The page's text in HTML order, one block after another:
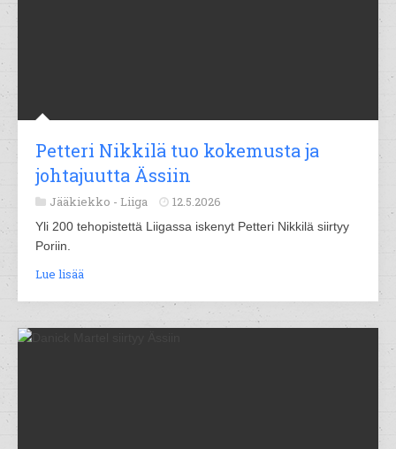
Petteri Nikkilä tuo kokemusta ja
johtajuutta Ässiin
Jääkiekko - Liiga 12.5.2026
Yli 200 tehopistettä Liigassa iskenyt Petteri Nikkilä siirtyy
Poriin.
Lue lisää